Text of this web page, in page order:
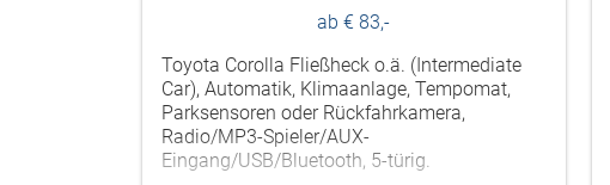
ab € 83,-
Toyota Corolla Fließheck o.ä. (Intermediate
Car), Automatik, Klimaanlage, Tempomat,
Parksensoren oder Rückfahrkamera,
Radio/MP3-Spieler/AUX-
Eingang/USB/Bluetooth, 5-türig.